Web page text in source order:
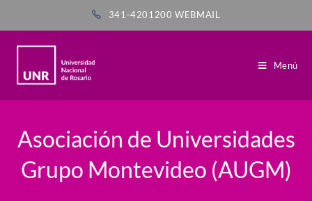
341-4201200WEBMAIL
Menú
Asociación de Universidades
Grupo Montevideo (AUGM)